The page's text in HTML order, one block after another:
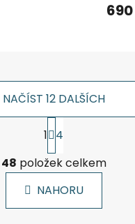
O
v
l
á
d
NAČÍST 12 DALŠÍCH
S
t
r
á
n
k
1
4
48 položek celkem
NAHORU